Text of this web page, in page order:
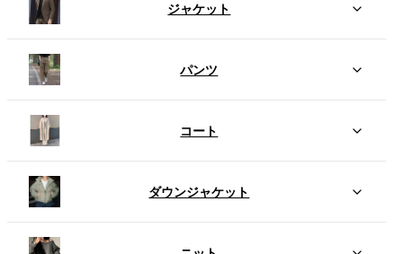
ジャケット
パンツ
コート
ダウンジャケット